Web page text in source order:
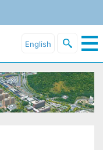
English